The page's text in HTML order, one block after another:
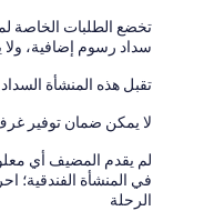
تخضع الطلبات الخاصة
سداد رسوم إضافية،
تقبل هذه المنشأة
لا يمكن ضمان توفير
لم يقدم المضيف أي
في المنشأة
الرحلة